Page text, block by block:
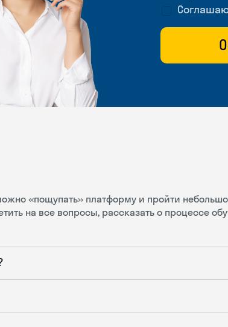
«пощупать» платформу и пройти
на все вопросы, рассказать о процессе